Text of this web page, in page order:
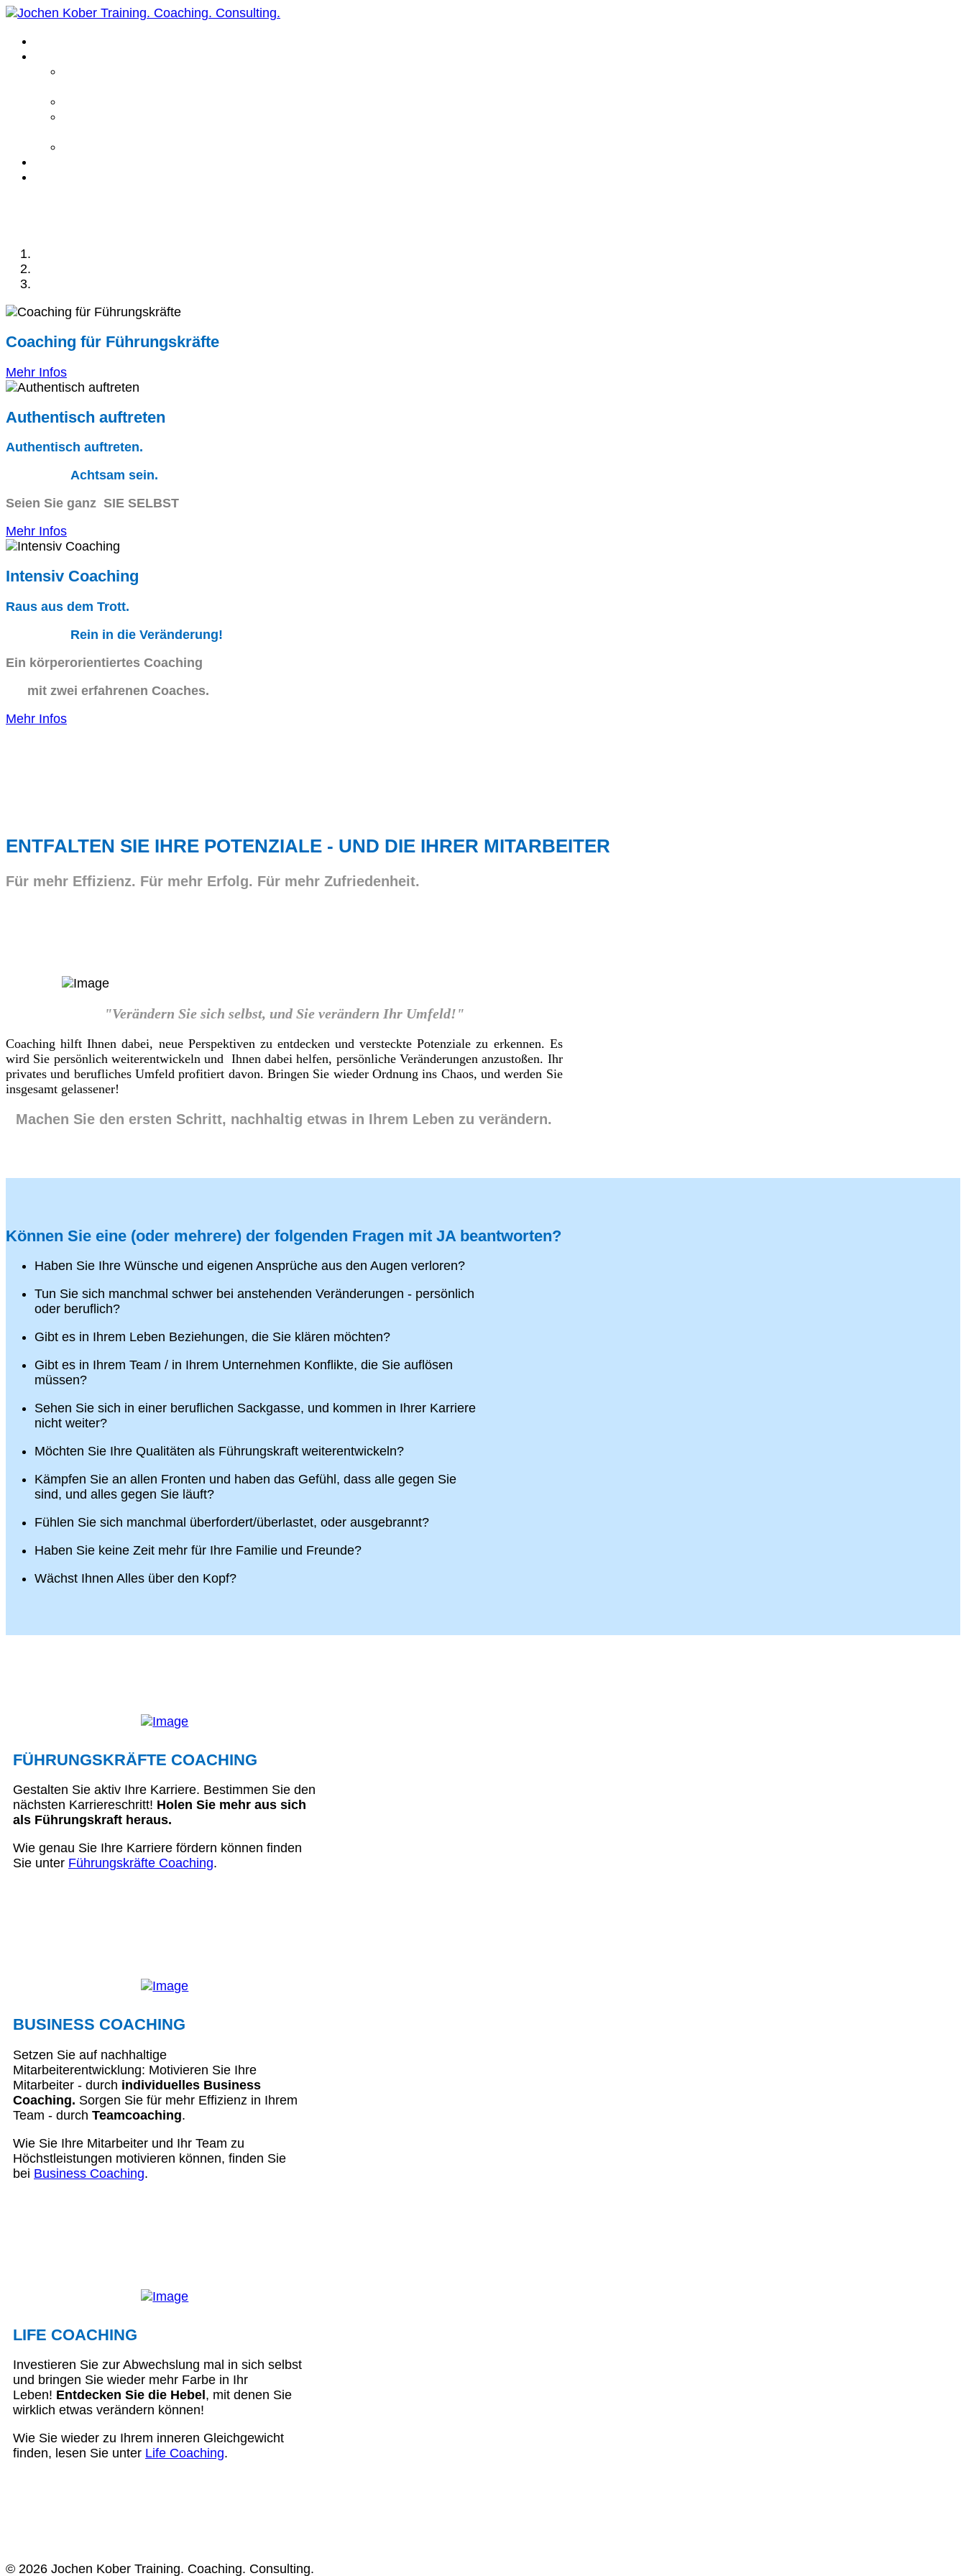
Coaching für Führungskräfte
Mehr Infos
Authentisch auftreten
Authentisch auftreten.
Achtsam sein.
Seien Sie ganz SIE SELBST
Mehr Infos
Intensiv Coaching
Raus aus dem Trott.
Rein in die Veränderung!
Ein körperorientiertes Coaching
mit zwei erfahrenen Coaches.
Mehr Infos
ENTFALTEN SIE IHRE POTENZIALE - UND DIE IHRER MITARBEITER
Für mehr Effizienz. Für mehr Erfolg. Für mehr Zufriedenheit.
"Verändern Sie sich selbst, und Sie verändern Ihr Umfeld!"
Coaching hilft Ihnen dabei, neue Perspektiven zu entdecken und versteckte Potenziale zu erkennen. Es
wird Sie persönlich weiterentwickeln und Ihnen dabei helfen, persönliche Veränderungen anzustoßen. Ihr
privates und berufliches Umfeld profitiert davon. Bringen Sie wieder Ordnung ins Chaos, und werden Sie
insgesamt gelassener!
Machen Sie den ersten Schritt, nachhaltig etwas in Ihrem Leben zu verändern.
Können Sie eine (oder mehrere) der folgenden Fragen mit JA beantworten?
Haben Sie Ihre Wünsche und eigenen Ansprüche aus den Augen verloren?
Tun Sie sich manchmal schwer bei anstehenden Veränderungen - persönlich
oder beruflich?
Gibt es in Ihrem Leben Beziehungen, die Sie klären möchten?
Gibt es in Ihrem Team / in Ihrem Unternehmen Konflikte, die Sie auflösen
müssen?
Sehen Sie sich in einer beruflichen Sackgasse, und kommen in Ihrer Karriere
nicht weiter?
Möchten Sie Ihre Qualitäten als Führungskraft weiterentwickeln?
Kämpfen Sie an allen Fronten und haben das Gefühl, dass alle gegen Sie
sind, und alles gegen Sie läuft?
Fühlen Sie sich manchmal überfordert/überlastet, oder ausgebrannt?
Haben Sie keine Zeit mehr für Ihre Familie und Freunde?
Wächst Ihnen Alles über den Kopf?
FÜHRUNGSKRÄFTE COACHING
Gestalten Sie aktiv Ihre Karriere. Bestimmen Sie den
nächsten Karriereschritt! Holen Sie mehr aus sich
als Führungskraft heraus.
Wie genau Sie Ihre Karriere fördern können finden
Sie unter Führungskräfte Coaching.
BUSINESS COACHING
Setzen Sie auf nachhaltige
Mitarbeiterentwicklung: Motivieren Sie Ihre
Mitarbeiter - durch individuelles Business
Coaching. Sorgen Sie für mehr Effizienz in Ihrem
Team - durch Teamcoaching.
Wie Sie Ihre Mitarbeiter und Ihr Team zu
Höchstleistungen motivieren können, finden Sie
bei Business Coaching.
LIFE COACHING
Investieren Sie zur Abwechslung mal in sich selbst
und bringen Sie wieder mehr Farbe in Ihr
Leben! Entdecken Sie die Hebel, mit denen Sie
wirklich etwas verändern können!
Wie Sie wieder zu Ihrem inneren Gleichgewicht
finden, lesen Sie unter Life Coaching.
© 2026 Jochen Kober Training. Coaching. Consulting.